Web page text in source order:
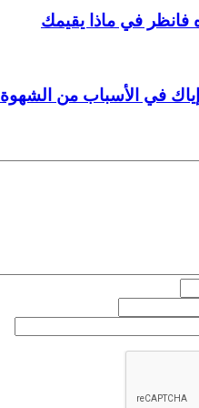
فانظر في ماذا يقيمك
إياك في الأسباب من